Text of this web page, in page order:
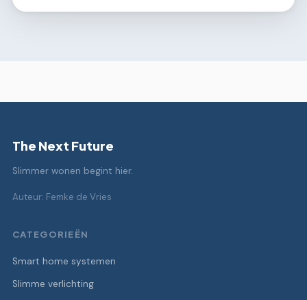
The Next Future
Slimmer wonen begint hier.
Auteur: Femke de Vries
CATEGORIEËN
Smart home systemen
Slimme verlichting